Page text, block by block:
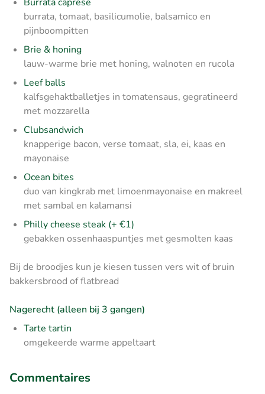
burrata, tomaat, basilicumolie, balsamico en
pijnboompitten
Brie & honing
lauw-warme brie met honing, walnoten en rucola
Leef balls
kalfsgehaktballetjes in tomatensaus, gegratineerd
met mozzarella
Clubsandwich
knapperige bacon, verse tomaat, sla, ei, kaas en
mayonaise
Ocean bites
duo van kingkrab met limoenmayonaise en makreel
met sambal en kalamansi
Philly cheese steak (+ €1)
gebakken ossenhaaspuntjes met gesmolten kaas
Bij de broodjes kun je kiesen tussen vers wit of bruin
bakkersbrood of flatbread
Nagerecht (alleen bij 3 gangen)
Tarte tartin
omgekeerde warme appeltaart
Commentaires